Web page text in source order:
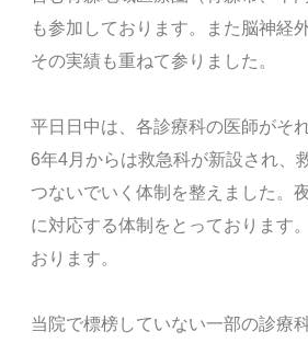
も参加しております。また脳神経
その実績も重ねて参りました。
平日日中は、各診療科の医師がそ
6年4月からは救急科が新設され、
つないでいく体制を整えました。
に対応する体制をとっております
おります。
当院で標榜していない一部の診療